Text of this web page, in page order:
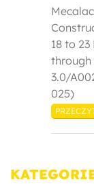
18 to
through
3.0/
025)